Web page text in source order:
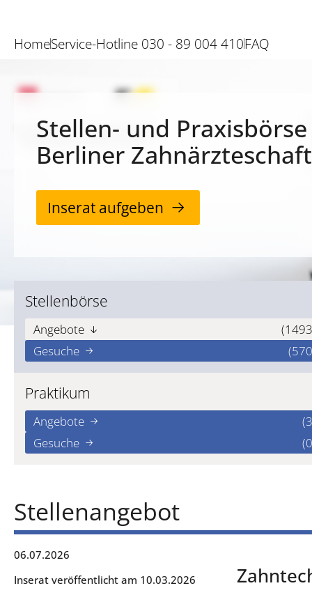
HomeService-Hotline 030 - 89 004 410FAQ
Stellen- und
Berliner Zahnärzteschaft
Inserat aufgeben
Stellenbörse
Angebote
Gesuche
Praktikum
Angebote
Gesuche
Stellenangebot
06.07.2026
Inserat veröffentlicht am 10.03.2026